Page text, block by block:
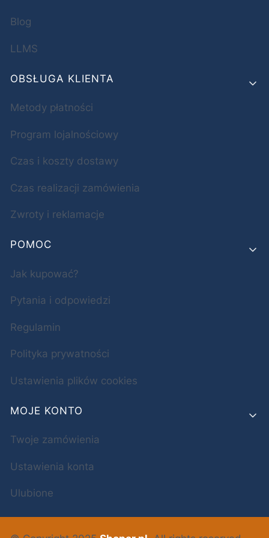
Blog
LLMS
OBSŁUGA KLIENTA
Metody płatności
Program lojalnościowy
Czas i koszty dostawy
Czas realizacji zamówienia
Zwroty i reklamacje
POMOC
Jak kupować?
Pytania i odpowiedzi
Regulamin
Polityka prywatności
Ustawienia plików cookies
MOJE KONTO
Twoje zamówienia
Ustawienia konta
Ulubione